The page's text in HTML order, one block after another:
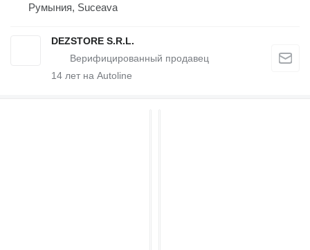
Румыния, Suceava
DEZSTORE S.R.L.
14 лет на Autoline